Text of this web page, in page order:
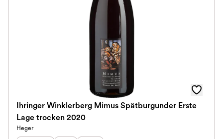
Ihringer Winklerberg Mimus Spätburgunder Erste
Lage trocken 2020
Heger